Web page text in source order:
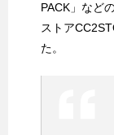
PACK」など
ストア
た。